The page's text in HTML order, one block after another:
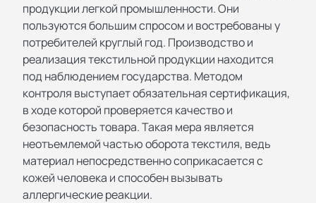
продукции легкой промышленности. Они
пользуются большим спросом и востребованы у
потребителей круглый год. Производство и
реализация текстильной продукции находится
под наблюдением государства. Методом
контроля выступает обязательная сертификация,
в ходе которой проверяется качество и
безопасность товара. Такая мера является
неотъемлемой частью оборота текстиля, ведь
материал непосредственно соприкасается с
кожей человека и способен вызывать
аллергические реакции.